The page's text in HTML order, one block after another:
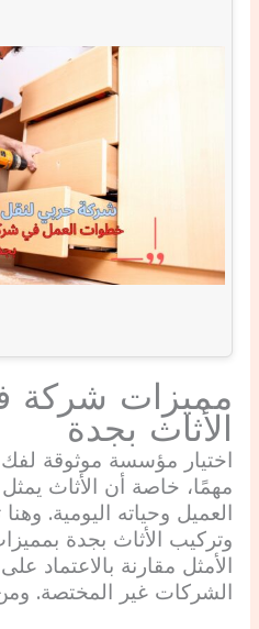
مميزات شركة
الأثاث بجدة
اختيار مؤسسة موثوقة لفك
مهمًا، خاصة أن الأثاث
العميل وحياته اليومية.
وتركيب الأثاث بجدة
الأمثل مقارنة بالاعتماد
الشركات غير المختصة.